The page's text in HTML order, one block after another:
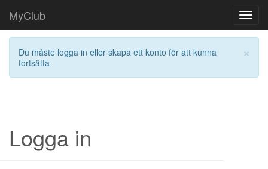
MyClub
×
Du måste logga in eller skapa ett konto för att kunna
fortsätta
Logga in